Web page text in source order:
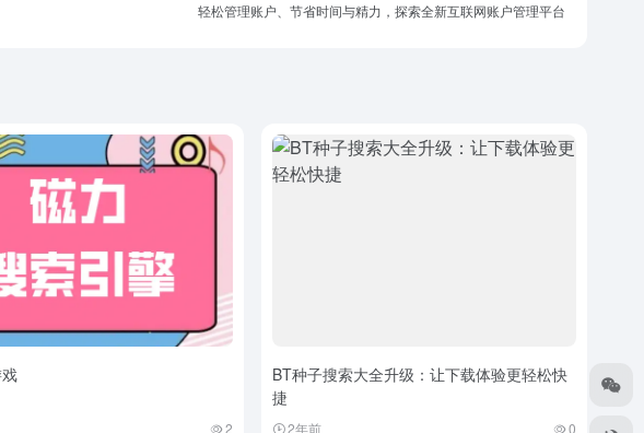
轻松管理账户、节省时间与精力，探索全新互联网账户管理平台
2
BT种子搜索大全升级：让下载体验更轻松快
捷
2年前 0